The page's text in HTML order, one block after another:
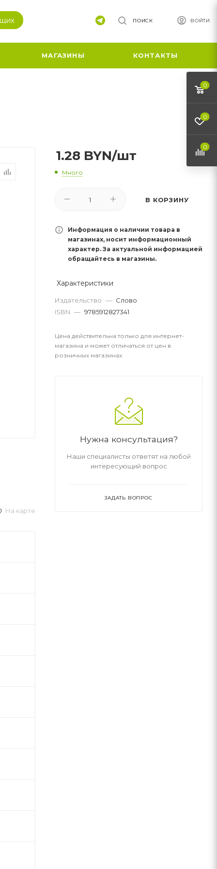
ВОЙТИ
ПОИСК
МАГАЗИНЫ КОНТАКТЫ
На карте
1.28 BYN/шт
Много
В КОРЗИНУ
Информация о наличии товара в
магазинах, носит информационный
характер. За актуальной информацией
обращайтесь в магазины.
Характеристики
Издательство — Слово
ISBN — 9785912827341
Цена действительна только для интернет-
магазина и может отличаться от цен в
розничных магазинах
Нужна консультация?
Наши специалисты ответят на любой
интересующий вопрос
ЗАДАТЬ ВОПРОС
0
0
0